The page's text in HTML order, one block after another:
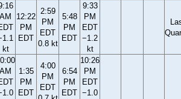
AM
kt
12:22
PM
EDT
2:59
PM
EDT
0.8 kt
5:48
PM
EDT
9:33
PM
EDT
−1.2
kt
AM
1:35
PM
EDT
4:00
PM
EDT
6:54
PM
EDT
10:26
PM
EDT
−1.0